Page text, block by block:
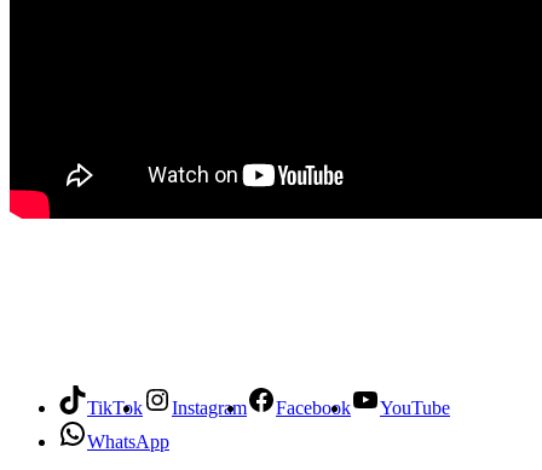
TikTok Instagram Facebook
YouTube
WhatsApp